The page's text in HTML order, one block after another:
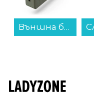
Слушалки JBL JBL WAVE BUDS 2 JBLWBUDS2WHT...